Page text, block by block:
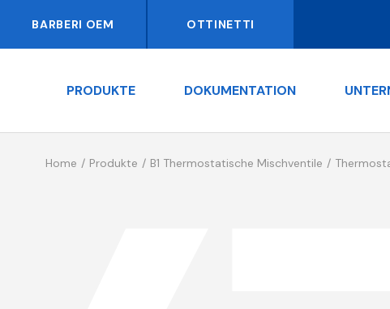
BARBERI OEM OTTINETTI
PRODUKTE DOKUMENTATION
Home Produkte B1 Thermostatische Mischventile